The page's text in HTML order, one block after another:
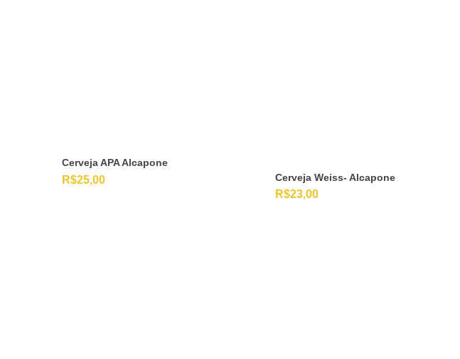
Cerveja APA Alcapone
R$25,00 Cerveja Weiss- Alcapone
R$23,00